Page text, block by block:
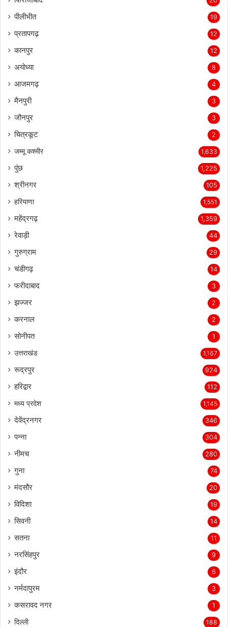
पीलीभीत 19
प्रतापगढ़ 12
कानपुर 12
अयोध्या 8
आजमगढ़ 4
मैनपुरी 3
जौनपुर 3
चित्रकूट 2
जम्मू कश्मीर 1,633
पुंछ 1,225
श्रीनगर 105
हरियाणा 1,551
महेंद्रगढ़ 1,359
रेवाड़ी 44
गुरुग्राम 29
चंडीगढ़ 14
फरीदाबाद 3
झज्जर 2
करनाल 2
सोनीपत 1
उत्तराखंड 1,167
रूद्रपुर 924
हरिद्वार 112
मध्य प्रदेश 1,145
देवेंद्रनगर 346
पन्ना 304
नीमच 280
गुना 74
मंदसौर 20
विदिशा 19
सिवनी 14
सतना 11
नरसिंहपुर 9
इंदौर 6
नर्मदापुरम 3
कसरावद नगर 1
दिल्ली 188